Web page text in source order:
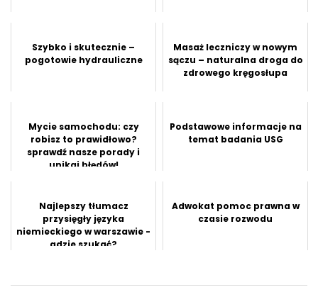
Szybko i skutecznie –
pogotowie hydrauliczne
Masaż leczniczy w nowym
sączu – naturalna droga do
zdrowego kręgosłupa
Mycie samochodu: czy
robisz to prawidłowo?
sprawdź nasze porady i
unikaj błędów!
Podstawowe informacje na
temat badania USG
Najlepszy tłumacz
przysięgły języka
niemieckiego w warszawie -
gdzie szukać?
Adwokat pomoc prawna w
czasie rozwodu